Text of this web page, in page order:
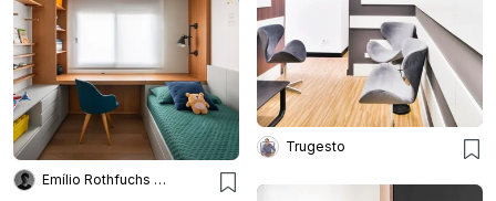
Trugesto
Emílio Rothfuchs Fotografia de Arquitetura